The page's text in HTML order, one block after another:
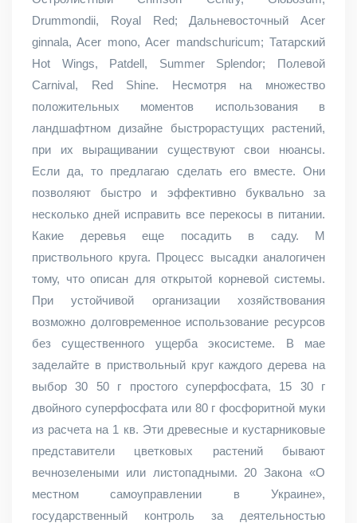
Drummondii, Royal Red; Дальневосточный Acer
ginnala, Acer mono, Acer mandschuricum; Татарский
Hot Wings, Patdell, Summer Splendor; Полевой
Carnival, Red Shine. Несмотря на множество
положительных моментов использования в
ландшафтном дизайне быстрорастущих растений,
при их выращивании существуют свои нюансы.
Если да, то предлагаю сделать его вместе. Они
позволяют быстро и эффективно буквально за
несколько дней исправить все перекосы в питании.
Какие деревья еще посадить в саду. М
приствольного круга. Процесс высадки аналогичен
тому, что описан для открытой корневой системы.
При устойчивой организации хозяйствования
возможно долговременное использование ресурсов
без существенного ущерба экосистеме. В мае
заделайте в приствольный круг каждого дерева на
выбор 30 50 г простого суперфосфата, 15 30 г
двойного суперфосфата или 80 г фосфоритной муки
из расчета на 1 кв. Эти древесные и кустарниковые
представители цветковых растений бывают
вечнозелеными или листопадными. 20 Закона «О
местном самоуправлении в Украине»,
государственный контроль за деятельностью